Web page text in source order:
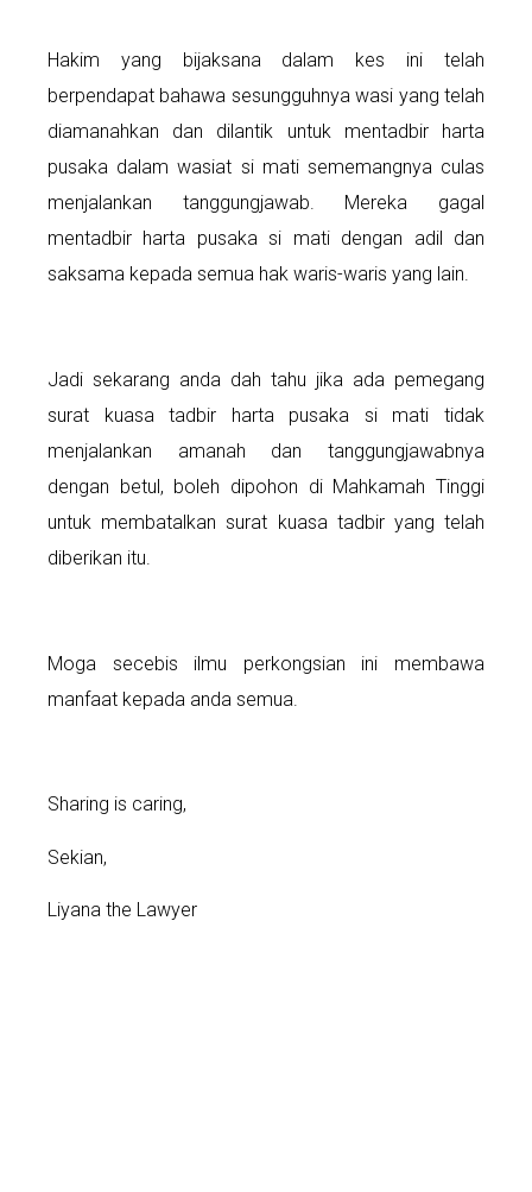
Hakim yang bijaksana dalam kes ini telah
berpendapat bahawa sesungguhnya wasi yang telah
diamanahkan dan dilantik untuk mentadbir harta
pusaka dalam wasiat si mati sememangnya culas
menjalankan tanggungjawab. Mereka gagal
mentadbir harta pusaka si mati dengan adil dan
saksama kepada semua hak waris-waris yang lain.
Jadi sekarang anda dah tahu jika ada pemegang
surat kuasa tadbir harta pusaka si mati tidak
menjalankan amanah dan tanggungjawabnya
dengan betul, boleh dipohon di Mahkamah Tinggi
untuk membatalkan surat kuasa tadbir yang telah
diberikan itu.
Moga secebis ilmu perkongsian ini membawa
manfaat kepada anda semua.
Sharing is caring,
Sekian,
Liyana the Lawyer